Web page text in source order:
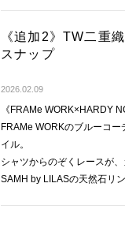
《追加2》TW二重
スナップ
2026.02.09
《FRAMe WORK×HARDY
FRAMe WORKのブルーコ
イル。
シャツからのぞくレースが
SAMH by LILASの天然石リ